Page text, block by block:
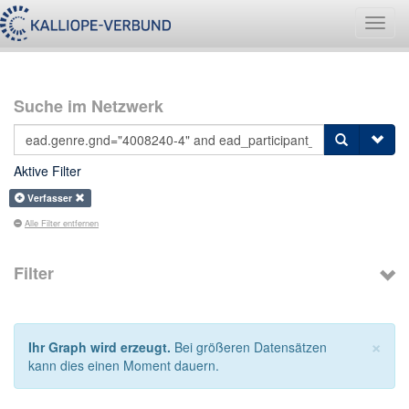
Suche im Netzwerk
Aktive Filter
Verfasser
Alle Filter entfernen
Filter
×
Ihr Graph wird erzeugt. Bei größeren Datensätzen
kann dies einen Moment dauern.